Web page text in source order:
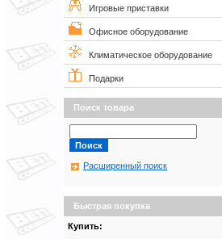
Игровые приставки
Офисное оборудование
Климатическое оборудование
Подарки
Поиск товара
Расширенный поиск
Быстрая покупка
Купить: